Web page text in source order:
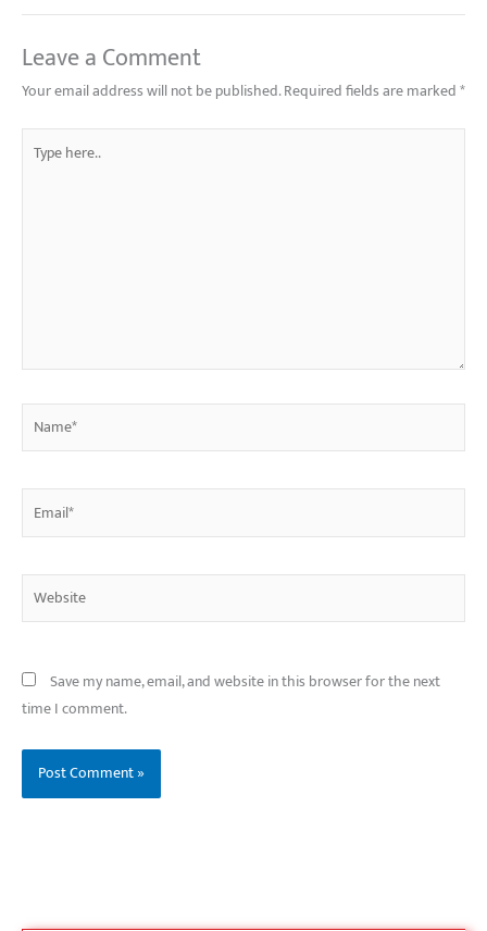
Leave a Comment
Your email address will not be published.Required fields are marked*
here..
Website
Save my name, email, and website in this browser for the next
time I comment.